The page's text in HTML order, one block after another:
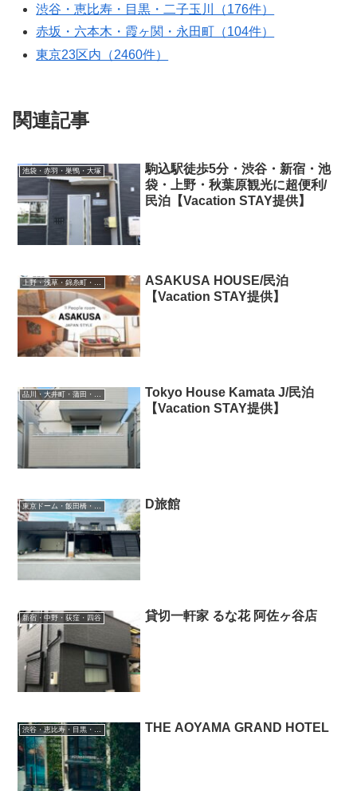
渋谷・恵比寿・目黒・二子玉川（176件）
赤坂・六本木・霞ヶ関・永田町（104件）
東京23区内（2460件）
関連記事
池袋・赤羽・巣鴨・大塚
駒込駅徒歩5分・渋谷・新宿・池
袋・上野・秋葉原観光に超便利/
民泊【Vacation STAY提供】
ASAKUSA HOUSE/民泊
【Vacation STAY提供】
Tokyo House Kamata J/民泊
【Vacation STAY提供】
D旅館
新宿・中野・荻窪・四谷 貸切一軒家 るな花 阿佐ヶ谷店
THE AOYAMA GRAND HOTEL